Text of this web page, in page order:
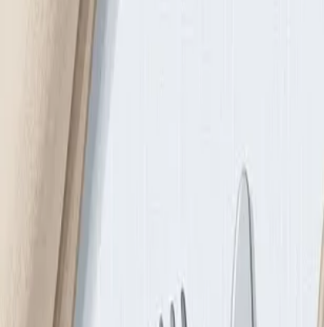
Вместо жёсткого подсчёта калорий
Принципы, которые работают:
Белок на каждый приём пищи
Белок — самый насыщающий нутриент. Он
Норма при снижении веса: 1,2–1,6 г белка на кг веса в
Источники: куриная грудка, рыба, яйца, творог,
Клетчатка — лучший инструмент против
Продукты с высоким содержанием клетчатки